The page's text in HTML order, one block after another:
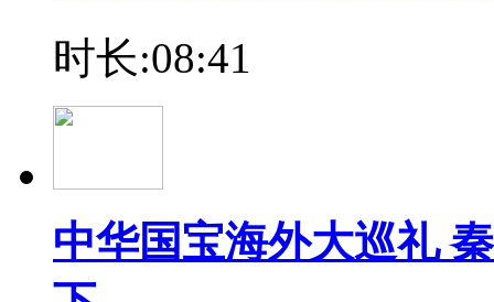
时长:08:41
中华国宝海外大巡礼